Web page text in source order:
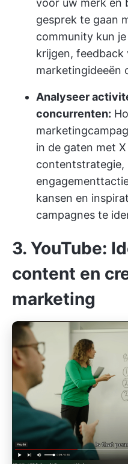
voor uw merk en
gesprek te gaan
community kun
krijgen, feedback
marketingideeën
Analyseer
concurrenten:
in de gaten met
contentstrategie,
kansen en
campagnes te
3. YouTube:
content en
marketing